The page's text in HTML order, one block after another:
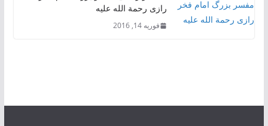
رازی رحمة الله علیه
فوریه 14, 2016